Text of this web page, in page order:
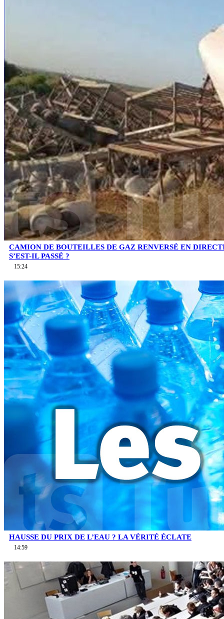
CAMION DE BOUTEILLES DE GAZ RENVERSÉ EN
S’EST-IL PASSÉ ?
15:24
HAUSSE DU PRIX DE L’EAU ? LA VÉRITÉ ÉCLATE
14:59